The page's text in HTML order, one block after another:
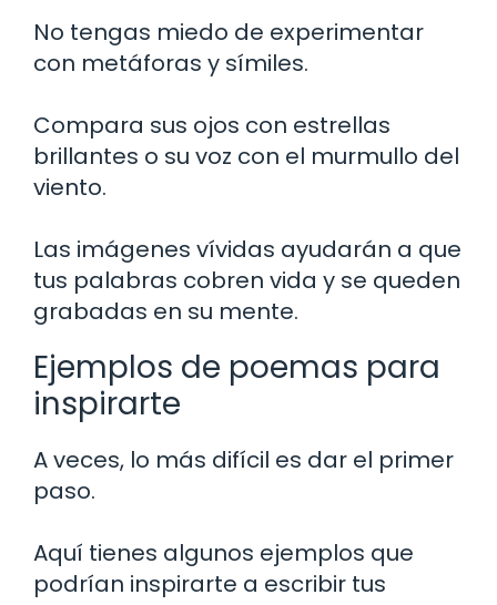
No tengas miedo de experimentar
con metáforas y símiles.
Compara sus ojos con estrellas
brillantes o su voz con el murmullo del
viento.
Las imágenes vívidas ayudarán a que
tus palabras cobren vida y se queden
grabadas en su mente.
Ejemplos de poemas para
inspirarte
A veces, lo más difícil es dar el primer
paso.
Aquí tienes algunos ejemplos que
podrían inspirarte a escribir tus